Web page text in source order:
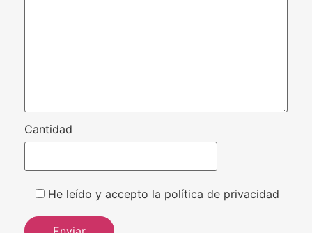
Cantidad
He leído y accepto la política de privacidad